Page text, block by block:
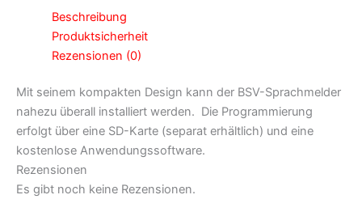
Beschreibung
Produktsicherheit
Rezensionen (0)
Mit seinem kompakten Design kann der BSV-Sprachmelder
nahezu überall installiert werden. Die Programmierung
erfolgt über eine SD-Karte (separat erhältlich) und eine
kostenlose Anwendungssoftware.
Rezensionen
Es gibt noch keine Rezensionen.